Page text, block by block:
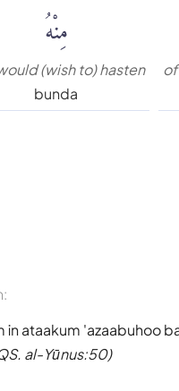
مِنْهُ
(wish to) hasten
bunda
in ataakum 'azaabuhoo
al-Yūnus:50)